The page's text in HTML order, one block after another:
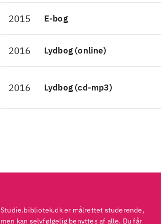
sig at lege lidt med formen
til læseren, andre steder
indviklet og personerne
meget charmerende, men
Bogen deler lokalitet og type
Ranild) men har yderligere
2015 E-bog
2016 Lydbog (online)
2016 Lydbog (cd-mp3)
Studie.bibliotek.dk er målrettet studerende,
men kan selvfølgelig benyttes af alle. Du får